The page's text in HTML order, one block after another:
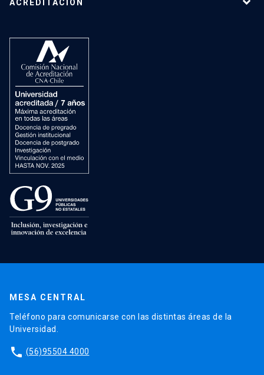
ACREDITACIÓN
MESA CENTRAL
Teléfono para comunicarse con las distintas áreas de la
Universidad.
phone (56)95504 4000